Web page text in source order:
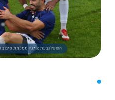
הפועל גבעת אולגה מסכמת סיבוב